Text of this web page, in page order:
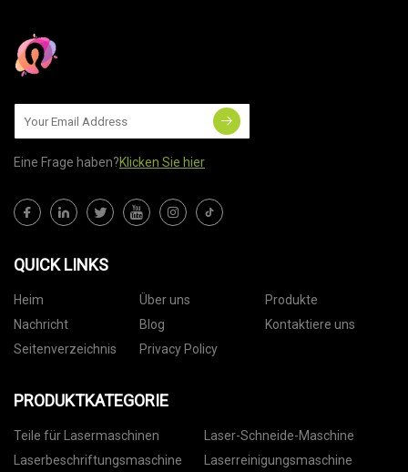
Eine Frage haben?Klicken Sie hier
QUICK LINKS
Heim Über uns
Produkte
Nachricht
Blog
Kontaktiere uns
Seitenverzeichnis
Privacy Policy
PRODUKTKATEGORIE
Teile für Lasermaschinen
Laser-Schneide-Maschine
Laserbeschriftungsmaschine
Laserreinigungsmaschine